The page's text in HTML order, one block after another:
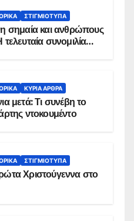
ΣΤΙΓΜΙΌΤΥΠΑ
σημαία και ανθρώπους
συνομιλία
ΚΥΡΙΑ ΑΡΘΡΑ
μετά: Τι συνέβη το
1996 και ο χάρτης ντοκουμέντο
ΣΤΙΓΜΙΌΤΥΠΑ
Χριστούγεννα στο